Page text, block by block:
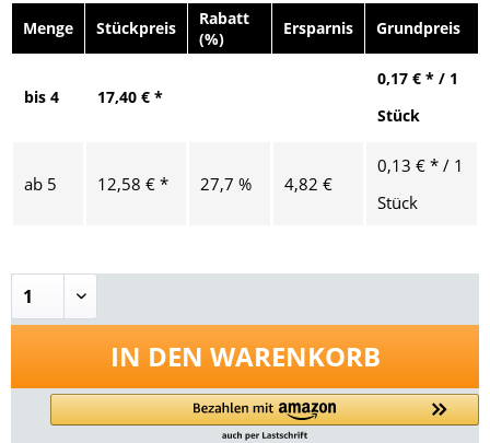
Menge
Stückpreis
Rabatt
(%)
Ersparnis Grundpreis
bis 4 17,40 € *
0,17 € * / 1
Stück
ab 5 12,58 € * 27,7 % 4,82 €
0,13 € * / 1
Stück
IN DEN WARENKORB